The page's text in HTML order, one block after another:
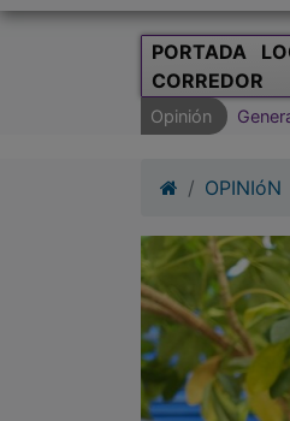
PORTADA
CORREDOR
Opinión
OPINIóN